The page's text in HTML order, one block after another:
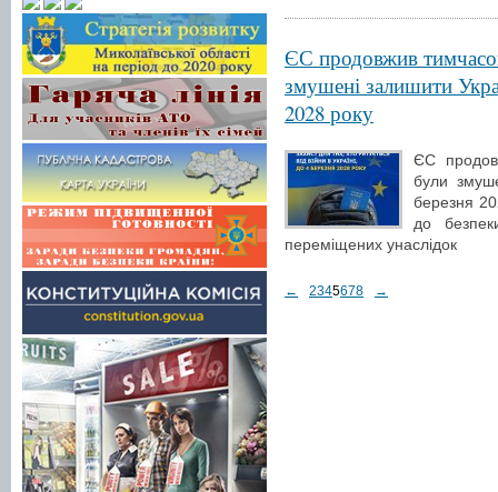
ЄС продовжив
змушені залишити
2028 року
ЄС
були
березня
до
переміщених унаслідок
← 2345678 →